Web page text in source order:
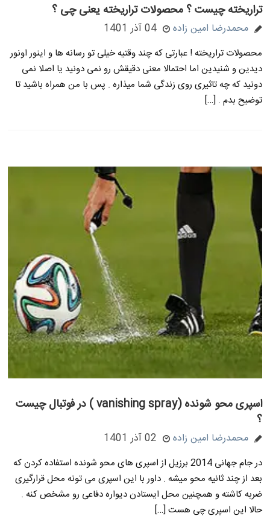
تراریخته چیست ؟ محصولات تراریخته یعنی چی ؟
محمدرضا امین زاده 04 آذر 1401
محصولات تراریخته ! عبارتی که چند وقتیه خیلی تو رسانه ها و اینور اونور
دیدین و شنیدین اما احتمالا معنی دقیقش رو نمی دونید یا اصلا نمی
دونید که چه تاثیری روی زندگی شما میذاره . پس با من همراه باشید تا
توضیح بدم . […]
اسپری محو شونده (vanishing spray ) در فوتبال چیست
؟
محمدرضا امین زاده 02 آذر 1401
در جام جهانی 2014 برزیل از اسپری های محو شونده استفاده کردن که
بعد از چند ثانیه محو میشه . داور با این اسپری می تونه محل قرارگیری
ضربه کاشته و همچنین محل ایستادن دیواره دفاعی رو مشخص کنه .
حالا این اسپری چی هست […]